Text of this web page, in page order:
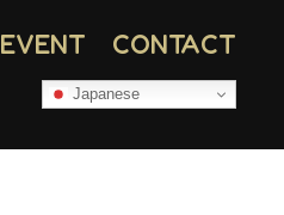
Japanese
EVENT CONTACT